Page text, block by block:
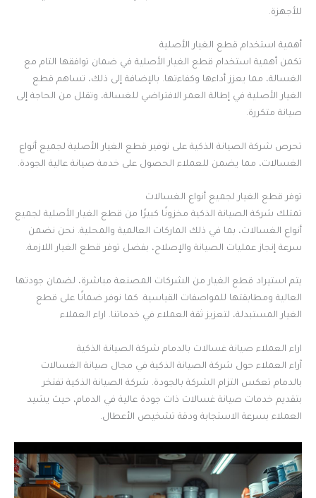
للأجهزة.
أهمية استخدام قطع الغيار الأصلية
تكمن أهمية استخدام قطع الغيار الأصلية في ضمان توافقها التام مع
الغسالة، مما يعزز أداءها وكفاءتها. بالإضافة إلى ذلك، تساهم قطع
الغيار الأصلية في إطالة العمر الافتراضي للغسالة، وتقلل من الحاجة إلى
صيانة متكررة.
تحرص شركة الصيانة الذكية على توفير قطع الغيار الأصلية لجميع أنواع
الغسالات، مما يضمن للعملاء الحصول على خدمة صيانة عالية الجودة.
توفر قطع الغيار لجميع أنواع الغسالات
تمتلك شركة الصيانة الذكية مخزونًا كبيرًا من قطع الغيار الأصلية لجميع
أنواع الغسالات، بما في ذلك الماركات العالمية والمحلية. نحن نضمن
سرعة إنجاز عمليات الصيانة والإصلاح، بفضل توفر قطع الغيار اللازمة.
يتم استيراد قطع الغيار من الشركات المصنعة مباشرة، لضمان جودتها
العالية ومطابقتها للمواصفات القياسية. كما نوفر ضمانًا على قطع
الغيار المستبدلة، لتعزيز ثقة العملاء في خدماتنا. اراء العملاء
اراء العملاء صيانة غسالات بالدمام شركة الصيانة الذكية
آراء العملاء حول شركة الصيانة الذكية في مجال صيانة الغسالات
بالدمام تعكس التزام الشركة بالجودة. شركة الصيانة الذكية تفتخر
بتقديم خدمات صيانة غسالات ذات جودة عالية في الدمام، حيث يشيد
العملاء بسرعة الاستجابة ودقة تشخيص الأعطال.